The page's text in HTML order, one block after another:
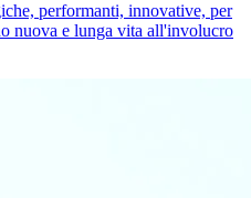
performanti, innovative, per
nuova e lunga vita all'involucro